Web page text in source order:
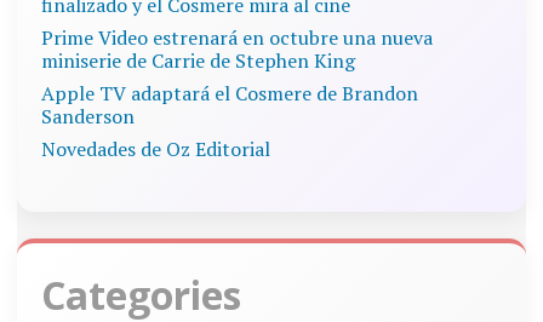
Prime Video estrenará en octubre una nueva
miniserie de Carrie de Stephen King
Apple TV adaptará el Cosmere de Brandon
Sanderson
Novedades de Oz Editorial
Categories